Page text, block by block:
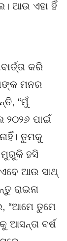
ଆଉ ଏହା ହିଁ
କରି
ମନର
“ମୁଁ
ପାଇଁ
ତୁମକୁ
ମୁରୁକି ହସି
ଆଉ ସାଥ୍
ରାଇନା
“ଆମେ ତୁମେ
ଆସନ୍ତା ବର୍ଷ